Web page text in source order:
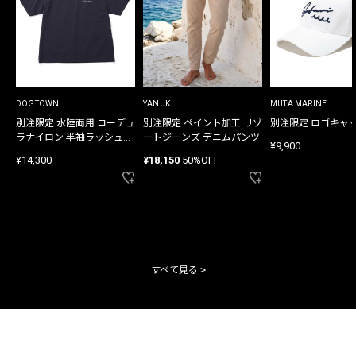
DOGTOWN
別注限定 水陸両用 コーデュ
ラナイロン 半袖ラッシュガ
¥14,300
YANUK
別注限定 ペイント加工 リゾ
ートジーンズ デニムパンツ
¥18,150 50%OFF
MUTA MARINE
別注限定 ロゴキャ
¥9,900
すべて見る